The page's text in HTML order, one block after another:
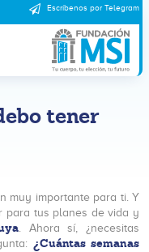
Escríbenos por Telegram
tener
muy importante para ti. Y
para tus planes de vida y
. Ahora sí, ¿necesitas
¿Cuántas semanas